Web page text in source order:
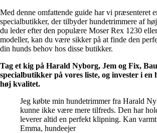
Med denne omfattende guide har vi præsenteret
specialbutikker, der tilbyder hundetrimmere af
du leder efter den populære Moser Rex 1230
modeller, kan du være sikker på at finde den
din hunds behov hos disse butikker.
Tag et kig på Harald Nyborg, Jem og Fix,
specialbutikker på vores liste, og invester i
høj kvalitet.
Jeg købte min hundetrimmer fra Harald
kunne ikke være mere tilfreds. Den har
leverer altid en perfekt klipning. Kan
Emma, hundeejer